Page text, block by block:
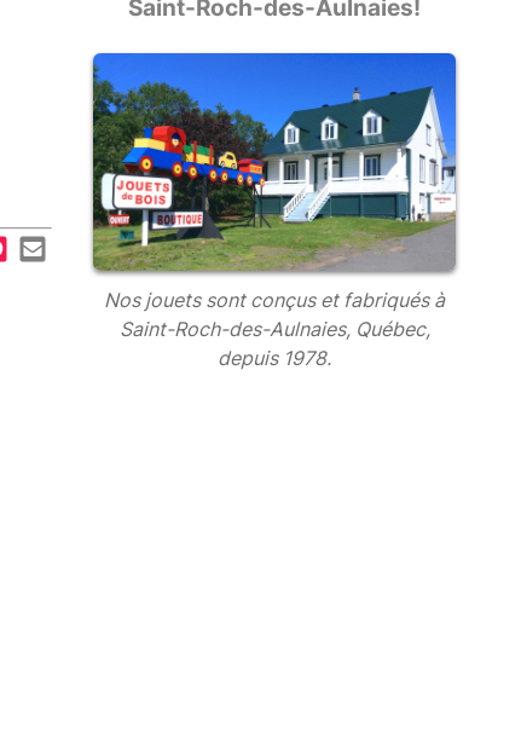
Saint-Roch-des-Aulnaies!
Nos jouets sont conçus et fabriqués à
Saint-Roch-des-Aulnaies, Québec,
depuis 1978.